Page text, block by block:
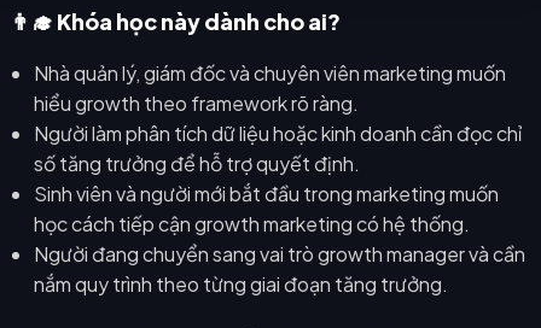
👨‍🎓 Khóa học này dành cho ai?
Nhà quản lý, giám đốc và chuyên viên marketing muốn
hiểu growth theo framework rõ ràng.
Người làm phân tích dữ liệu hoặc kinh doanh cần đọc chỉ
số tăng trưởng để hỗ trợ quyết định.
Sinh viên và người mới bắt đầu trong marketing muốn
học cách tiếp cận growth marketing có hệ thống.
Người đang chuyển sang vai trò growth manager và cần
nắm quy trình theo từng giai đoạn tăng trưởng.